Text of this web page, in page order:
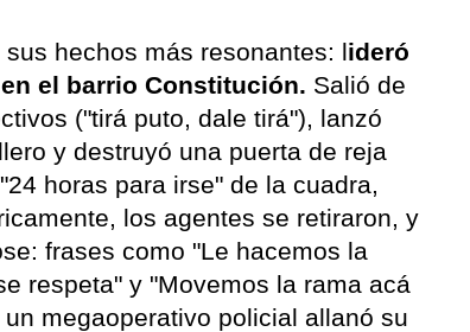
hechos más resonantes: lideró
el barrio Constitución. Salió de
("tirá puto, dale tirá"), lanzó
y destruyó una puerta de reja
horas para irse" de la cuadra,
los agentes se retiraron, y
frases como "Le hacemos la
respeta" y "Movemos la rama acá
megaoperativo policial allanó su